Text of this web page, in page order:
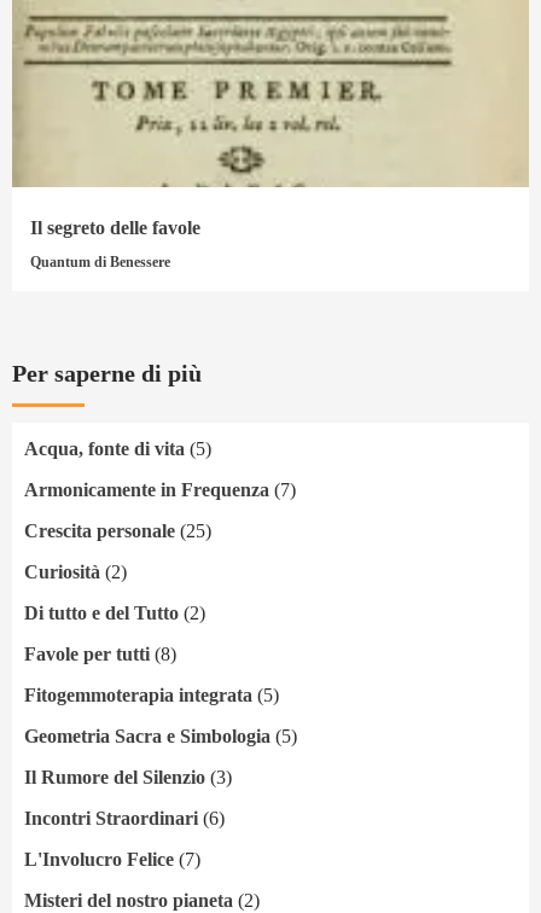
Il segreto delle favole
Quantum di Benessere
Per saperne di più
Acqua, fonte di vita (5)
Armonicamente in Frequenza (7)
Crescita personale (25)
Curiosità (2)
Di tutto e del Tutto (2)
Favole per tutti (8)
Fitogemmoterapia integrata (5)
Geometria Sacra e Simbologia (5)
Il Rumore del Silenzio (3)
Incontri Straordinari (6)
L'Involucro Felice (7)
Misteri del nostro pianeta (2)